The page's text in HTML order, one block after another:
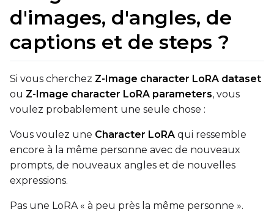
Text Encoder
qfloat8 (default)
Compile Options
TARGET
Target Type
LoRA
Linear Rank
d'images, d'angles, de
captions et de steps ?
Si vous cherchez Z-Image character LoRA dataset
ou Z-Image character LoRA parameters, vous
voulez probablement une seule chose :
Vous voulez une Character LoRA qui ressemble
encore à la même personne avec de nouveaux
prompts, de nouveaux angles et de nouvelles
expressions.
Pas une LoRA « à peu près la même personne ».